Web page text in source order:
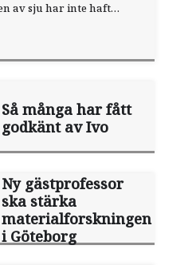
av sju har inte haft
Så många har fått
godkänt av Ivo
Ny gästprofessor
ska stärka
materialforskningen
i Göteborg